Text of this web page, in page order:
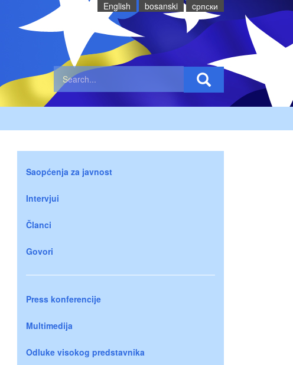
English bosanski cрпски
Saopćenja za javnost
Intervjui
Članci
Govori
Press konferencije
Multimedija
Odluke visokog predstavnika